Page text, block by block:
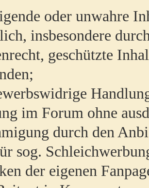
oder unwahre
insbesondere
geschützte
im Forum ohne
durch den
sog.
der eigenen